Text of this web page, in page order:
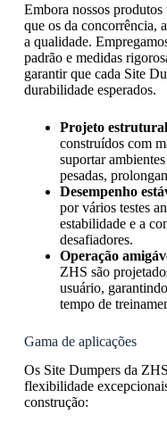
Embora nossos
que os da concorrência,
a qualidade.
padrão e medidas
garantir que cada Site
durabilidade esperados.
Projeto
construídos com
suportar
pesadas,
Desempenho
por vários testes
estabilidade e a
desafiadores.
Operação
ZHS são
usuário,
tempo de
Gama de aplicações
Os Site Dumpers da
flexibilidade
construção: